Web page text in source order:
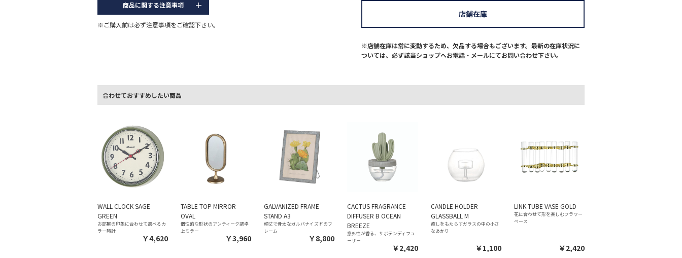
商品に関する注意事項
※ご購入前は必ず注意事項をご確認下さい。
※店舗在庫は常に変動するため、欠品する場合もございます。最新の在庫状況に
ついては、必ず該当ショップへお電話・メールにてお問い合わせ下さい。
店舗在庫
合わせておすすめしたい商品
WALL CLOCK SAGE
GREEN
お部屋の印象に合わせて選べるカ
ラー時計
￥4,620
TABLE TOP MIRROR
OVAL
個性的な形状のアンティーク調卓
上ミラー
￥3,960
GALVANIZED FRAME
STAND A3
頑丈で骨太なガルバナイズドのフ
レーム
￥8,800
CACTUS FRAGRANCE
DIFFUSER B OCEAN
BREEZE
意外性が香る、サボテンディフュ
ーザー
￥2,420
CANDLE HOLDER
GLASSBALL M
癒しをもたらすガラスの中の小さ
なあかり
￥1,100
LINK TUBE VASE GOLD
花に合わせて形を楽しむフラワー
ベース
￥2,420